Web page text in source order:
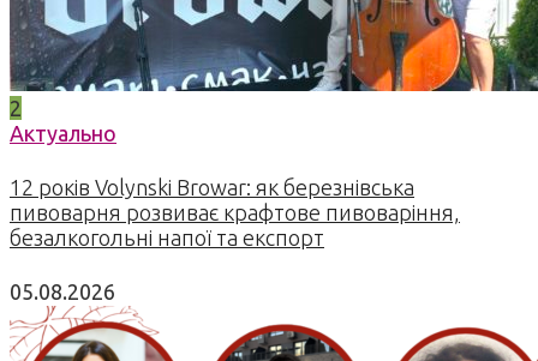
2
Актуально
12 років Volynski Browar: як березнівська
пивоварня розвиває крафтове пивоваріння,
безалкогольні напої та експорт
05.08.2026